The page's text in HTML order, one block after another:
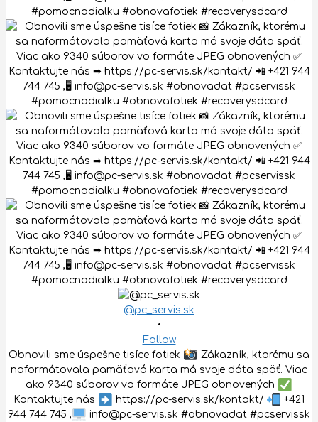
@pc_servis.sk
•
Follow
Obnovili sme úspešne tisíce fotiek
Zákazník, ktorému sa
naformátovala pamäťová karta má svoje dáta späť. Viac
ako 9340 súborov vo formáte JPEG obnovených
Kontaktujte nás
https://pc-servis.sk/kontakt/
+421
944 744 745 ,
info@pc-servis.sk #obnovadat #pcservissk